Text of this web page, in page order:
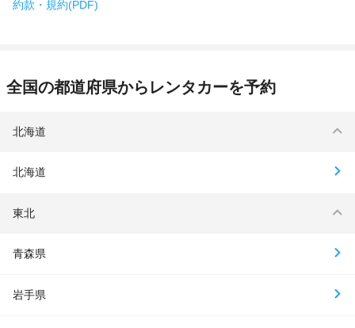
約款・規約(PDF)
全国の都道府県からレンタカーを予約
北海道
北海道
東北
青森県
岩手県